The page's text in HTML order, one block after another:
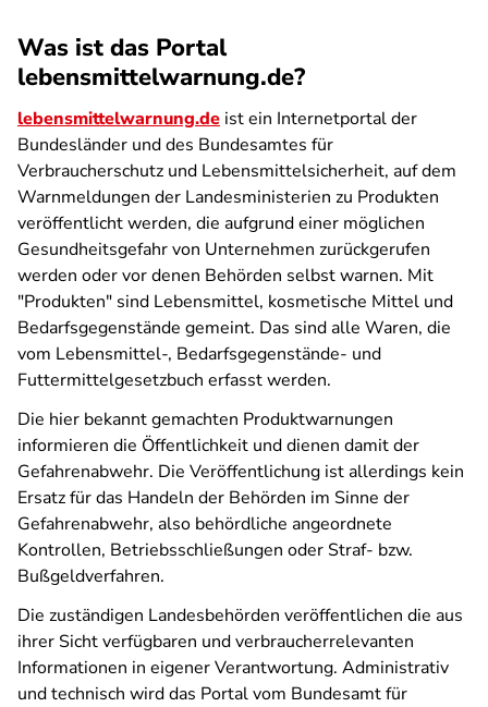
Was ist das Portal
lebensmittelwarnung.de?
lebensmittelwarnung.de ist ein Internetportal der
Bundesländer und des Bundesamtes für
Verbraucherschutz und Lebensmittelsicherheit, auf dem
Warnmeldungen der Landesministerien zu Produkten
veröffentlicht werden, die aufgrund einer möglichen
Gesundheitsgefahr von Unternehmen zurückgerufen
werden oder vor denen Behörden selbst warnen. Mit
"Produkten" sind Lebensmittel, kosmetische Mittel und
Bedarfsgegenstände gemeint. Das sind alle Waren, die
vom Lebensmittel-, Bedarfsgegenstände- und
Futtermittelgesetzbuch erfasst werden.
Die hier bekannt gemachten Produktwarnungen
informieren die Öffentlichkeit und dienen damit der
Gefahrenabwehr. Die Veröffentlichung ist allerdings kein
Ersatz für das Handeln der Behörden im Sinne der
Gefahrenabwehr, also behördliche angeordnete
Kontrollen, Betriebsschließungen oder Straf- bzw.
Bußgeldverfahren.
Die zuständigen Landesbehörden veröffentlichen die aus
ihrer Sicht verfügbaren und verbraucherrelevanten
Informationen in eigener Verantwortung. Administrativ
und technisch wird das Portal vom Bundesamt für